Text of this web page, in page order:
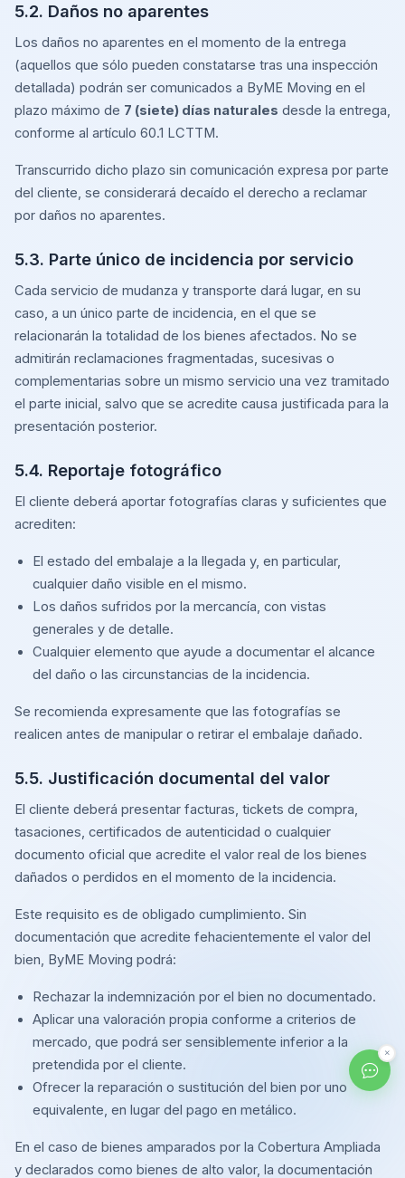
5.2. Daños no aparentes
Los daños no aparentes en el momento de la entrega
(aquellos que sólo pueden constatarse tras una inspección
detallada) podrán ser comunicados a ByME Moving en el
plazo máximo de 7 (siete) días naturales desde la entrega,
conforme al artículo 60.1 LCTTM.
Transcurrido dicho plazo sin comunicación expresa por parte
del cliente, se considerará decaído el derecho a reclamar
por daños no aparentes.
5.3. Parte único de incidencia por servicio
Cada servicio de mudanza y transporte dará lugar, en su
caso, a un único parte de incidencia, en el que se
relacionarán la totalidad de los bienes afectados. No se
admitirán reclamaciones fragmentadas, sucesivas o
complementarias sobre un mismo servicio una vez tramitado
el parte inicial, salvo que se acredite causa justificada para la
presentación posterior.
5.4. Reportaje fotográfico
El cliente deberá aportar fotografías claras y suficientes que
acrediten:
El estado del embalaje a la llegada y, en particular,
cualquier daño visible en el mismo.
Los daños sufridos por la mercancía, con vistas
generales y de detalle.
Cualquier elemento que ayude a documentar el alcance
del daño o las circunstancias de la incidencia.
Se recomienda expresamente que las fotografías se
realicen antes de manipular o retirar el embalaje dañado.
5.5. Justificación documental del valor
El cliente deberá presentar facturas, tickets de compra,
tasaciones, certificados de autenticidad o cualquier
documento oficial que acredite el valor real de los bienes
dañados o perdidos en el momento de la incidencia.
Este requisito es de obligado cumplimiento. Sin
documentación que acredite fehacientemente el valor del
bien, ByME Moving podrá:
Rechazar la indemnización por el bien no documentado.
Aplicar una valoración propia conforme a criterios de
mercado, que podrá ser sensiblemente inferior a la
pretendida por el cliente.
Ofrecer la reparación o sustitución del bien por uno
equivalente, en lugar del pago en metálico.
En el caso de bienes amparados por la Cobertura Ampliada
y declarados como bienes de alto valor, la documentación